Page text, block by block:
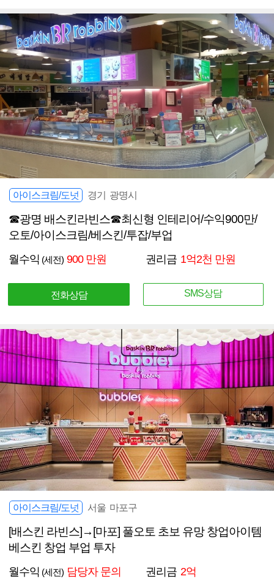
아이스크림/도넛 경기 광명시
☎광명 배스킨라빈스☎최신형 인테리어/수익900만/
오토/아이스크림/베스킨/투잡/부업
월수익 (세전) 900 만원 권리금 1억2천 만원
전화상담 SMS상담
아이스크림/도넛 서울 마포구
[배스킨 라빈스]→[마포] 풀오토 초보 유망 창업아이템
베스킨 창업 부업 투자
월수익 (세전) 담당자 문의 권리금 2억